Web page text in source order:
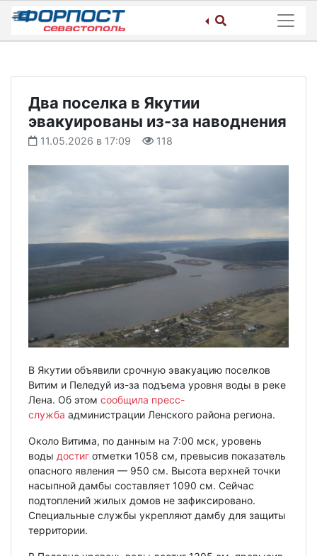
Skip
content
Два поселка в Якутии
эвакуированы из-за наводнения
11.05.2026 в 17:09 118
В Якутии объявили срочную эвакуацию поселков
Витим и Пеледуй из-за подъема уровня воды в реке
Лена. Об этом сообщила пресс-
служба администрации Ленского района региона.
Около Витима, по данным на 7:00 мск, уровень
воды достиг отметки 1058 см, превысив показатель
опасного явления — 950 см. Высота верхней точки
насыпной дамбы составляет 1090 см. Сейчас
подтоплений жилых домов не зафиксировано.
Специальные службы укрепляют дамбу для защиты
территории.